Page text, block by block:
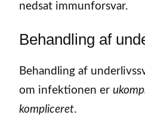
nedsat immunforsvar.
Behandling af
Behandling af
om infektionen er
kompliceret.